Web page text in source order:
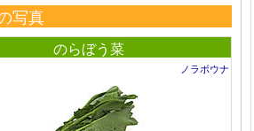
写真
のらぼう菜
ノラボウナ